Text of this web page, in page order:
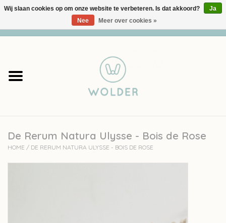
Garens
Accessoires
workshops
De Rerum Natura Ulysse - Bois de Rose
HOME / DE RERUM NATURA ULYSSE - BOIS DE ROSE
Wij slaan cookies op om onze website te verbeteren. Is dat akkoord?
Ja
Nee
Meer over cookies »